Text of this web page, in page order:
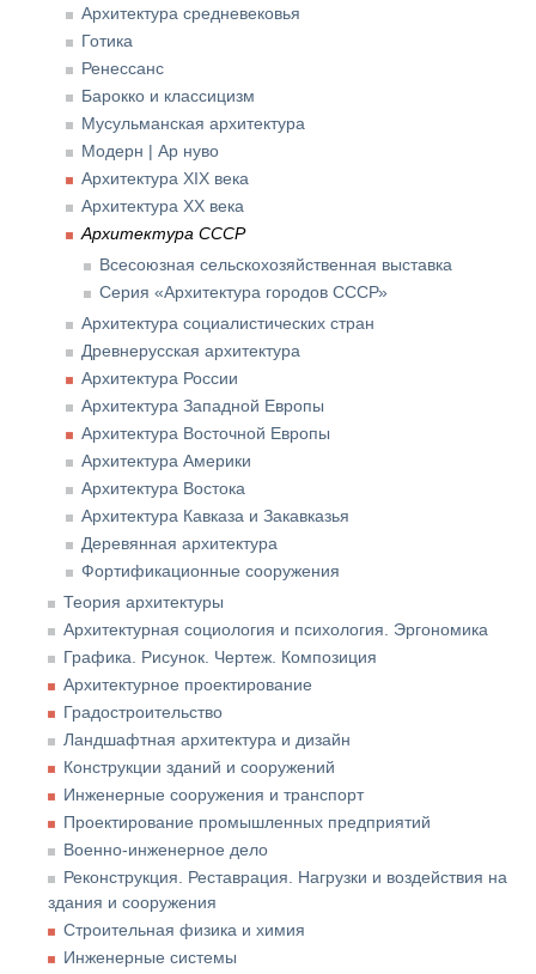
Архитектура средневековья
Готика
Ренессанс
Барокко и классицизм
Мусульманская архитектура
Модерн | Ар нуво
Архитектура XIX века
Архитектура XX века
Архитектура СССР
Всесоюзная сельскохозяйственная выставка
Серия «Архитектура городов СССР»
Архитектура социалистических стран
Древнерусская архитектура
Архитектура России
Архитектура Западной Европы
Архитектура Восточной Европы
Архитектура Америки
Архитектура Востока
Архитектура Кавказа и Закавказья
Деревянная архитектура
Фортификационные сооружения
Теория архитектуры
Архитектурная социология и психология. Эргономика
Графика. Рисунок. Чертеж. Композиция
Архитектурное проектирование
Градостроительство
Ландшафтная архитектура и дизайн
Конструкции зданий и сооружений
Инженерные сооружения и транспорт
Проектирование промышленных предприятий
Военно-инженерное дело
Реконструкция. Реставрация. Нагрузки и воздействия на
здания и сооружения
Строительная физика и химия
Инженерные системы